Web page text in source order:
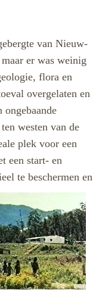
van Nieuw-
er was weinig
flora en
overgelaten en
ongebaande
westen van de
plek voor een
een start- en
te beschermen en